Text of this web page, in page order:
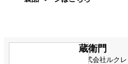
蔵衛門
株式会社ルクレ